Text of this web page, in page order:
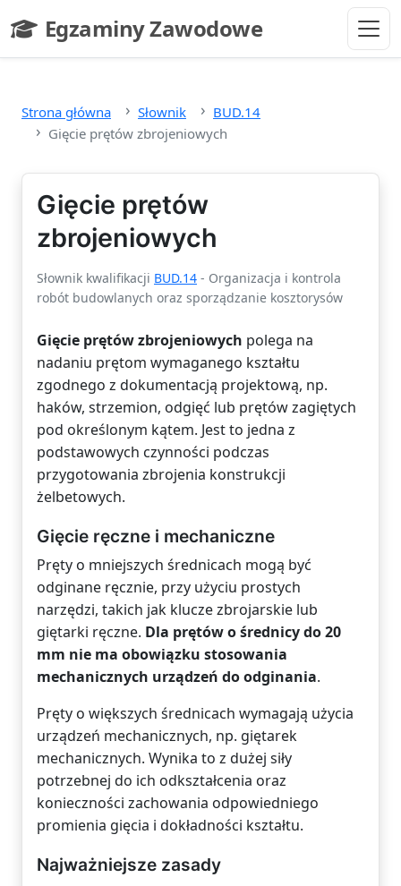
Egzaminy Zawodowe
- strona główna
Strona główna Słownik
BUD.14
Gięcie prętów zbrojeniowych
Gięcie prętów
zbrojeniowych
Słownik kwalifikacji BUD.14 - Organizacja i kontrola
robót budowlanych oraz sporządzanie kosztorysów
Gięcie prętów zbrojeniowych polega na
nadaniu prętom wymaganego kształtu
zgodnego z dokumentacją projektową, np.
haków, strzemion, odgięć lub prętów zagiętych
pod określonym kątem. Jest to jedna z
podstawowych czynności podczas
przygotowania zbrojenia konstrukcji
żelbetowych.
Gięcie ręczne i mechaniczne
Pręty o mniejszych średnicach mogą być
odginane ręcznie, przy użyciu prostych
narzędzi, takich jak klucze zbrojarskie lub
giętarki ręczne. Dla prętów o średnicy do 20
mm nie ma obowiązku stosowania
mechanicznych urządzeń do odginania.
Pręty o większych średnicach wymagają użycia
urządzeń mechanicznych, np. giętarek
mechanicznych. Wynika to z dużej siły
potrzebnej do ich odkształcenia oraz
konieczności zachowania odpowiedniego
promienia gięcia i dokładności kształtu.
Najważniejsze zasady